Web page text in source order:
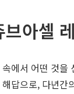
아셀
에서 어떤 것
답으로, 다년